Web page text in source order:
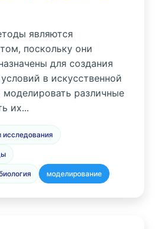
являются
поскольку они
для создания
в искусственной
различные
их...
моделирование